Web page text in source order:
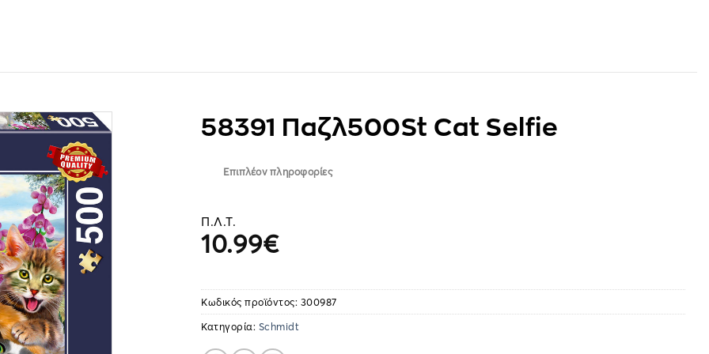
58391 Παζλ500St Cat Selfie
Επιπλέον πληροφορίες
Π.Λ.Τ.
10.99€
Κωδικός προϊόντος: 300987
Κατηγορία: Schmidt